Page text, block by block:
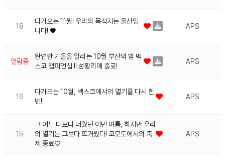
18
다가오는 11월! 우리의 목적지는 울산입
니다! ♥
APS
열람중
완연한 가을을 알리는 10월 부산의 밤 벡
스코 챔피언십 II 성황리에 종료!
APS
16
다가오는 10월, 벡스코에서의 열기를 다시 한
번!
APS
15
그 어느 때보다 더웠던 이번 여름, 하지만 우리
의 열기는 그보다 뜨거웠다! 코모도에서의 축
제 종료♡
APS